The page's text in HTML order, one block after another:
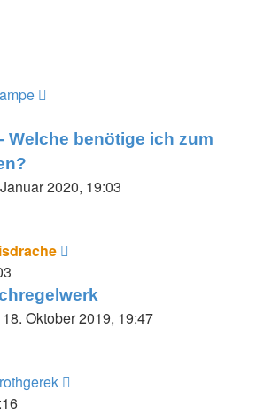
Welche benötige ich zum
2020, 19:03
18. Oktober 2019, 19:47